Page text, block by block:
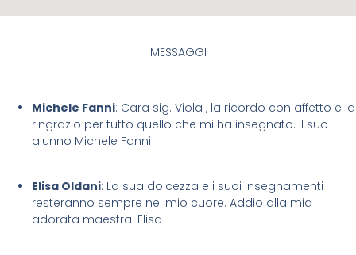
MESSAGGI
Michele Fanni: Cara sig. Viola , la ricordo con affetto e la
ringrazio per tutto quello che mi ha insegnato. Il suo
alunno Michele Fanni
Elisa Oldani: La sua dolcezza e i suoi insegnamenti
resteranno sempre nel mio cuore. Addio alla mia
adorata maestra. Elisa